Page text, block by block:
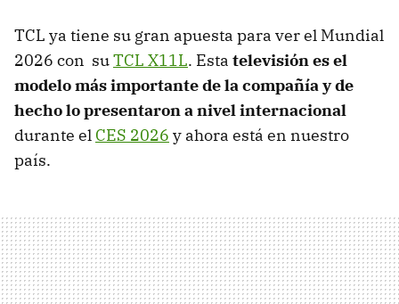
TCL ya tiene su gran apuesta para ver el Mundial
2026 con suTCL X11L. Esta televisión es el
modelo más importante de la compañía y de
hecho lo presentaron a nivel internacional
durante el CES 2026 y ahora está en nuestro
país.